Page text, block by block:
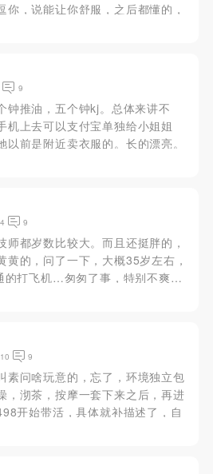
，说能让你舒服，之后都懂的，
不太白，不过胸大软，活好，
9
钟推油，五个钟kj。总体来讲不
机上去可以支付宝单独给小姐姐
前是附近卖衣服的。长的漂亮。
己约出来。自己出来之后就可以随
9
师都岁数比较大。而且还挺胖的，
黄的，问了一下，大概35岁左右，
的打飞机…匆匆了事，特别不爽…
9
素问啥玩意的，忘了，环境独立包
，沏茶，按摩一套下来之后，再进
开始带活，具体就补描述了，自